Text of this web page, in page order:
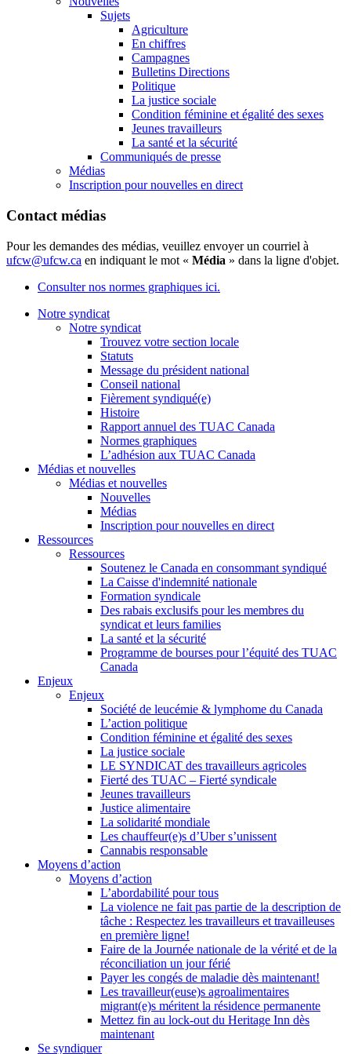
Sujets
Agriculture
En chiffres
Campagnes
Bulletins Directions
Politique
La justice sociale
Condition féminine et égalité des sexes
Jeunes travailleurs
La santé et la sécurité
Communiqués de presse
Médias
Inscription pour nouvelles en direct
Contact médias
Pour les demandes des médias, veuillez envoyer un courriel à
ufcw@ufcw.ca en indiquant le mot « Média » dans la ligne d'objet.
Consulter nos normes graphiques ici.
Notre syndicat
Notre syndicat
Trouvez votre section locale
Statuts
Message du président national
Conseil national
Fièrement syndiqué(e)
Histoire
Rapport annuel des TUAC Canada
Normes graphiques
L’adhésion aux TUAC Canada
Médias et nouvelles
Médias et nouvelles
Nouvelles
Médias
Inscription pour nouvelles en direct
Ressources
Ressources
Soutenez le Canada en consommant syndiqué
La Caisse d'indemnité nationale
Formation syndicale
Des rabais exclusifs pour les membres du
syndicat et leurs families
La santé et la sécurité
Programme de bourses pour l’équité des TUAC
Canada
Enjeux
Enjeux
Société de leucémie & lymphome du Canada
L’action politique
Condition féminine et égalité des sexes
La justice sociale
LE SYNDICAT des travailleurs agricoles
Fierté des TUAC – Fierté syndicale
Jeunes travailleurs
Justice alimentaire
La solidarité mondiale
Les chauffeur(e)s d’Uber s’unissent
Cannabis responsable
Moyens d’action
Moyens d’action
L’abordabilité pour tous
La violence ne fait pas partie de la description de
tâche : Respectez les travailleurs et travailleuses
en première ligne!
Faire de la Journée nationale de la vérité et de la
réconciliation un jour férié
Payer les congés de maladie dès maintenant!
Les travailleur(euse)s agroalimentaires
migrant(e)s méritent la résidence permanente
Mettez fin au lock-out du Heritage Inn dès
maintenant
Se syndiquer